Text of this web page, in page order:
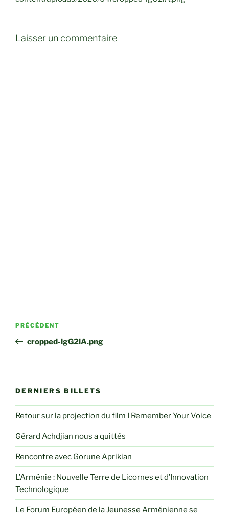
Laisser un commentaire
Navigation
l’article
Article
précédent
PRÉCÉDENT
cropped-lgG2iA.png
DERNIERS BILLETS
Retour sur la projection du film I Remember Your Voice
Gérard Achdjian nous a quittés
Rencontre avec Gorune Aprikian
L’Arménie : Nouvelle Terre de Licornes et d’Innovation
Technologique
Le Forum Européen de la Jeunesse Arménienne se